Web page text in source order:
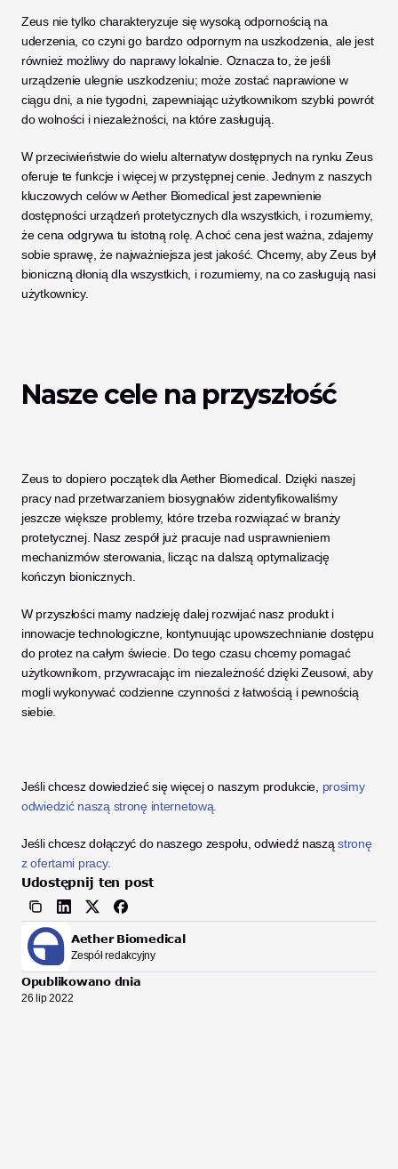
Zeus nie tylko charakteryzuje się wysoką odpornością na
uderzenia, co czyni go bardzo odpornym na uszkodzenia, ale jest
również możliwy do naprawy lokalnie. Oznacza to, że jeśli
urządzenie ulegnie uszkodzeniu; może zostać naprawione w
ciągu dni, a nie tygodni, zapewniając użytkownikom szybki powrót
do wolności i niezależności, na które zasługują.
W przeciwieństwie do wielu alternatyw dostępnych na rynku Zeus
oferuje te funkcje i więcej w przystępnej cenie. Jednym z naszych
kluczowych celów w Aether Biomedical jest zapewnienie
dostępności urządzeń protetycznych dla wszystkich, i rozumiemy,
że cena odgrywa tu istotną rolę. A choć cena jest ważna, zdajemy
sobie sprawę, że najważniejsza jest jakość. Chcemy, aby Zeus był
bioniczną dłonią dla wszystkich, i rozumiemy, na co zasługują nasi
użytkownicy.
Nasze cele na przyszłość
Zeus to dopiero początek dla Aether Biomedical. Dzięki naszej
pracy nad przetwarzaniem biosygnałów zidentyfikowaliśmy
jeszcze większe problemy, które trzeba rozwiązać w branży
protetycznej. Nasz zespół już pracuje nad usprawnieniem
mechanizmów sterowania, licząc na dalszą optymalizację
kończyn bionicznych.
W przyszłości mamy nadzieję dalej rozwijać nasz produkt i
innowacje technologiczne, kontynuując upowszechnianie dostępu
do protez na całym świecie. Do tego czasu chcemy pomagać
użytkownikom, przywracając im niezależność dzięki Zeusowi, aby
mogli wykonywać codzienne czynności z łatwością i pewnością
siebie.
Jeśli chcesz dowiedzieć się więcej o naszym produkcie, prosimy
odwiedzić naszą stronę internetową.
Jeśli chcesz dołączyć do naszego zespołu, odwiedź naszą stronę
z ofertami pracy.
Udostępnij ten post
Aether Biomedical
Zespół redakcyjny
Opublikowano dnia
26 lip 2022